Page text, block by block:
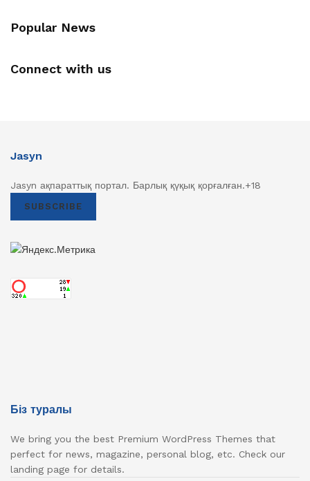
Popular News
Connect with us
Jasyn
Jasyn ақпараттық портал. Барлық қүқық қорғалған.+18
SUBSCRIBE
Біз туралы
We bring you the best Premium WordPress Themes that
perfect for news, magazine, personal blog, etc. Check our
landing page for details.